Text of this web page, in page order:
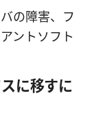
の障害、フ
ントソフト
に移すに